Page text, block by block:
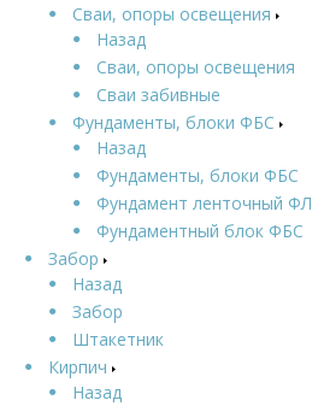
Сваи, опоры освещения
Назад
Сваи, опоры освещения
Сваи забивные
Фундаменты, блоки ФБС
Назад
Фундаменты, блоки ФБС
Фундамент ленточный ФЛ
Фундаментный блок ФБС
Забор
Назад
Забор
Штакетник
Кирпич
Назад